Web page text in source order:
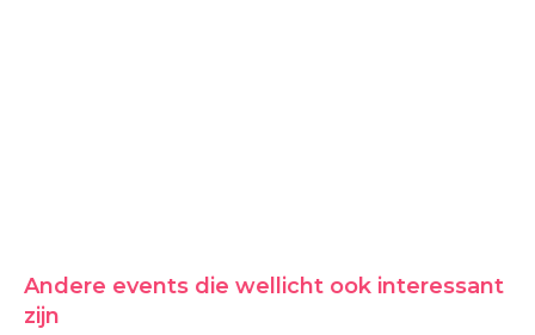
Andere events die wellicht ook interessant
zijn